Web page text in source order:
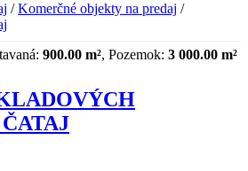
/Komerčné objekty na predaj /
900.00 m², Pozemok: 3 000.00 m²